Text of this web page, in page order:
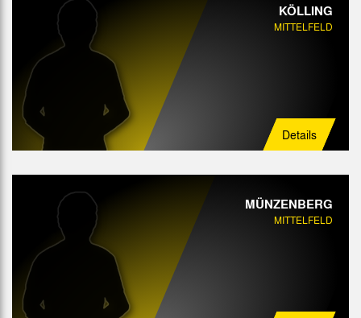
KÖLLING
MITTELFELD
Details
MÜNZENBERG
MITTELFELD